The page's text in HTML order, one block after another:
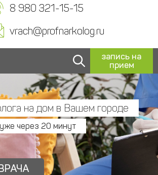
8 980 321-15-15
vrach@profnarkolog.ru
запись на
прием
на дом в Вашем городе
через 20 минут